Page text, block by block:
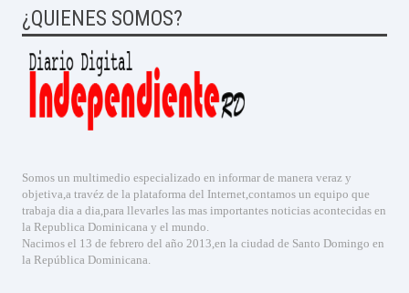
¿QUIENES SOMOS?
Somos un multimedio especializado en informar de manera veraz y
objetiva,a travéz de la plataforma del Internet,contamos un equipo que
trabaja dia a dia,para llevarles las mas importantes noticias acontecidas en
la Republica Dominicana y el mundo.
Nacimos el 13 de febrero del año 2013,en la ciudad de Santo Domingo en
la República Dominicana.